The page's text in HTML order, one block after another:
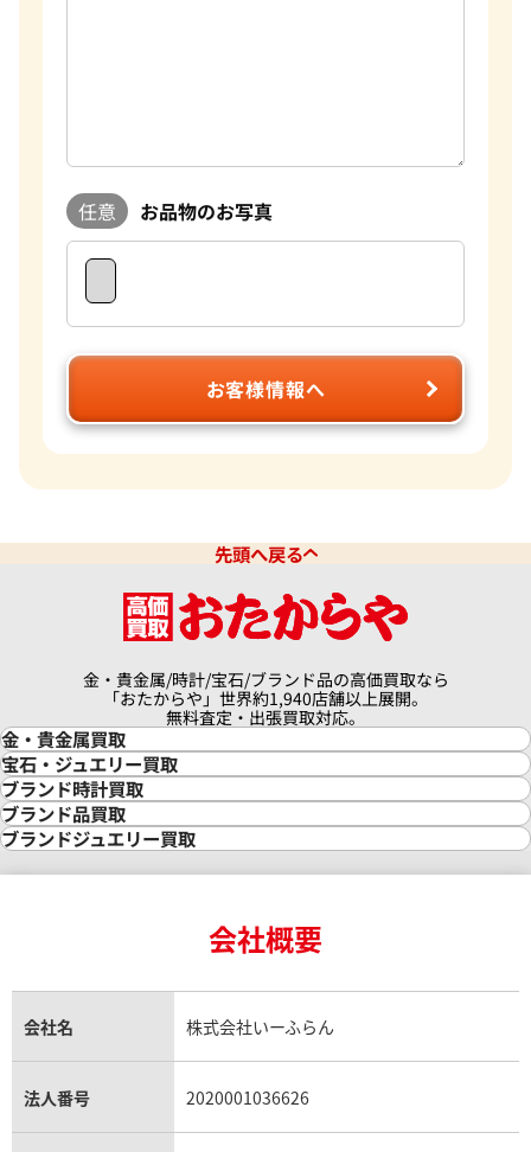
任意 お品物のお写真
お客様情報へ
先頭へ戻る
金・貴金属/時計/宝石/ブランド品の高価買取なら
「おたからや」世界約1,940店舗以上展開。
無料査定・出張買取対応。
金・貴金属買取
金買取
金の相場価格情報
金の参考買取価格一覧
インゴット買取
インゴットの相場価格情報
24金買取
金貨買取
貴金属買取
銀・シルバー買取
パラジウム買取
宝石・ジュエリー買取
宝石・ジュエリー買取
ダイヤモンド買取
ダイヤモンド・宝石の参考価格一覧
リング・結婚指輪買取
エメラルド買取
トパーズ買取
タンザナイト買取
キャッツアイ買取
ブランド時計買取
時計買取
ロレックス買取
ロレックス デイトナ買取
ロレックス サブマリーナー買取
ロレックス エクスプローラー買取
ロレックス デイトジャスト買取
パテック フィリップノーチラス買取
ヴァシュロン・コンスタンタン買取
ブランド品買取
ブランド買取
シャネル マトラッセ買取
セリーヌ買取
ブランドジュエリー買取
ヴァンクリーフ＆アーペル買取
ショーメ買取
ダミアーニ買取
会社概要
会社名 株式会社いーふらん
法人番号 2020001036626